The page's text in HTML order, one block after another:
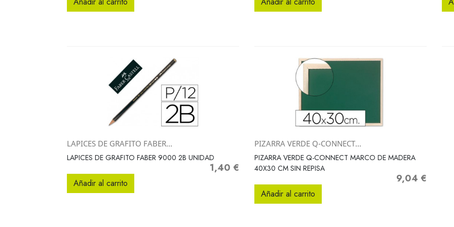
Vista rápida
LAPICES DE GRAFITO FABER...
LAPICES DE GRAFITO FABER 9000 2B UNIDAD
Precio
1,40 €
Añadir al carrito
Vista rápida
PIZARRA VERDE Q-CONNECT...
PIZARRA VERDE Q-CONNECT MARCO DE MADERA
40X30 CM SIN REPISA
Precio
9,04 €
Añadir al carrito